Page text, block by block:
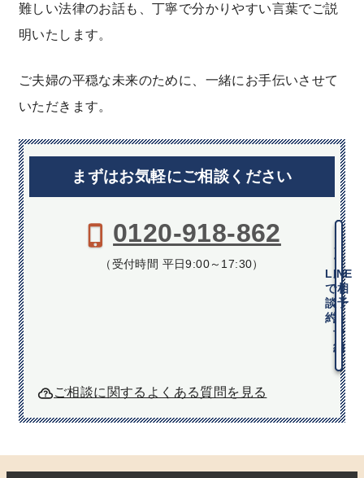
難しい法律のお話も、丁寧で分かりやすい言葉でご説
明いたします。
ご夫婦の平穏な未来のために、一緒にお手伝いさせて
いただきます。
まずはお気軽にご相談ください
0120-918-862
（受付時間 平日9:00～17:30）
メ
ー
ル
で
相
談
予
約
LINE
で相
談予
約
ご相談に関するよくある質問を見る